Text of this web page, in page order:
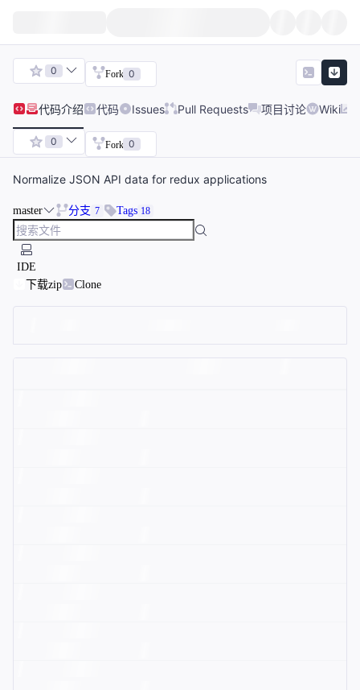
0 Fork 0
代码介绍 代码 Issues Pull Requests 项目讨论 Wiki
0 Fork 0
Normalize JSON API data for redux applications
master 分支 7 Tags 18
IDE
下载zip
Clone